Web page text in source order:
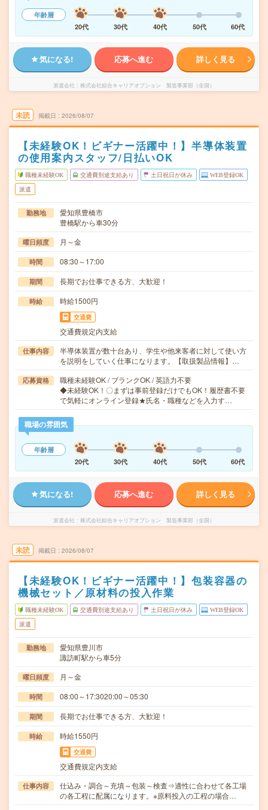
年齢層
20代
30代 40代 50代 60代
気になる! 応募へ進む 詳しく見る
派遣会社 株式会社綜合キャリアオプション 製造事業部（全国）
未読 掲載日 2026/08/07
【未経験OK！ビギナー活躍中！】半導体装置
の使用案内スタッフ/日払いOK
職種未経験OK 交通費別途支給あり 土日祝日が休み WEB登録OK
派遣
勤務地
愛知県豊橋市
豊橋駅から車30分
曜日頻度 月～金
時間 08:30～17:00
期間 長期でお仕事できる方、大歓迎！
時給 時給1500円
交通費
交通費規定内支給
仕事内容
半導体装置が数十台あり、学生や他来客者に対して使い方
を説明をしていく仕事になります。【取扱製品情報】…
応募資格
職種未経験OK / ブランクOK / 英語力不要
◆未経験OK！〇まずは事前登録だけでもOK！履歴書不要
で気軽にオンライン登録★氏名・職種などを入力す…
職場の雰囲気
年齢層
20代
30代 40代 50代 60代
気になる! 応募へ進む 詳しく見る
派遣会社 株式会社綜合キャリアオプション 製造事業部（全国）
未読 掲載日 2026/08/07
【未経験OK！ビギナー活躍中！】包装容器の
機械セット／原材料の投入作業
職種未経験OK 交通費別途支給あり 土日祝日が休み WEB登録OK
派遣
勤務地
愛知県豊川市
諏訪町駅から車5分
曜日頻度 月～金
時間 08:00～17:3020:00～05:30
期間 長期でお仕事できる方、大歓迎！
時給 時給1550円
交通費
交通費規定内支給
仕事内容
仕込み・調合～充填～包装～検査⇒適性に合わせて各工場
の各工程に配属になります。※原料投入の工程の場合…